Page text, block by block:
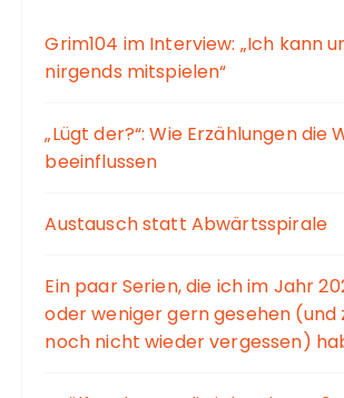
Grim104 im Interview: „Ich kann
nirgends mitspielen“
„Lügt der?“: Wie Erzählungen die
beeinflussen
Austausch statt Abwärtsspirale
Ein paar Serien, die ich im Jahr
oder weniger gern gesehen (und
noch nicht wieder vergessen)